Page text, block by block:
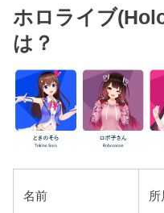
ホロライブ
は？
名前 所